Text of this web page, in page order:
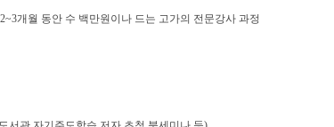
2~3개월 동안 수 백만원이나 드는 고가의 전문강사 과정